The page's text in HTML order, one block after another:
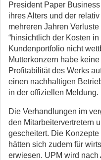
President Paper
ihres Alters und der
mehreren Jahren
“hinsichtlich der Kosten
Kundenportfolio nicht
Mutterkonzern habe
Profitabilität des Werks
einen nachhaltigen
in der offiziellen Meldung.
Die Verhandlungen im
den Mitarbeitervertretern
gescheitert. Die
hätten sich zudem für
erwiesen. UPM wird nach